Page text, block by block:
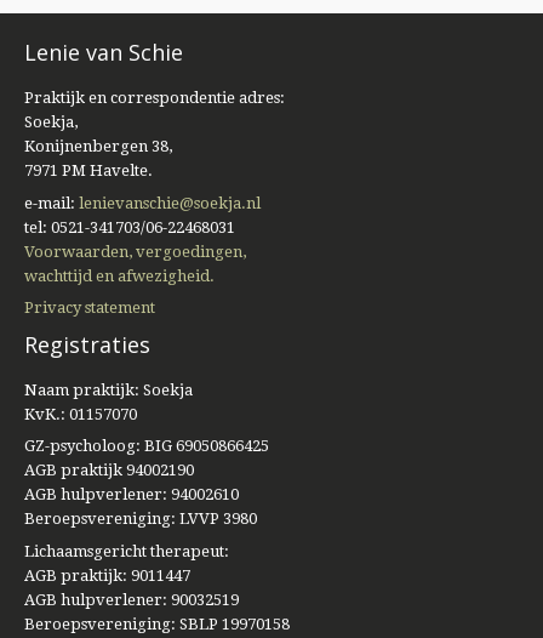
Lenie van Schie
Praktijk en correspondentie adres:
Soekja,
Konijnenbergen 38,
7971 PM Havelte.
e-mail: lenievanschie@soekja.nl
tel: 0521-341703/06-22468031
Voorwaarden, vergoedingen,
wachttijd en afwezigheid.
Privacy statement
Registraties
Naam praktijk: Soekja
KvK.: 01157070
GZ-psycholoog: BIG 69050866425
AGB praktijk 94002190
AGB hulpverlener: 94002610
Beroepsvereniging: LVVP 3980
Lichaamsgericht therapeut:
AGB praktijk: 9011447
AGB hulpverlener: 90032519
Beroepsvereniging: SBLP 19970158